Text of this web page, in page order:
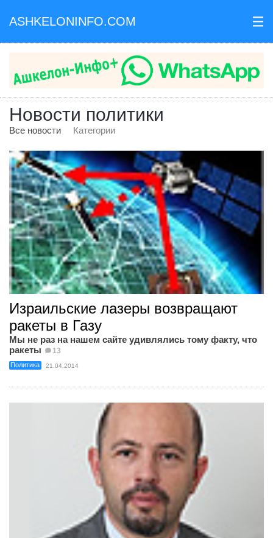
ASHKELONINFO.COM III
Новости политики
Все новости Категории
Израильские лазеры возвращают
ракеты в Газу
Мы не раз на нашем сайте удивлялись тому факту, что
ракеты
13
Политика 21.04.2014